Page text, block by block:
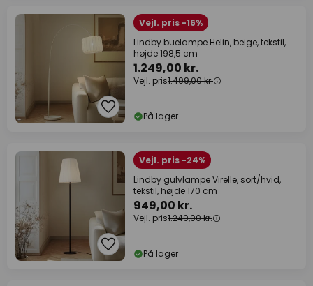
Vejl. pris -16%
Lindby buelampe Helin, beige, tekstil,
højde 198,5 cm
1.249,00 kr.
Vejl. pris1.499,00 kr.
På lager
Vejl. pris -24%
Lindby gulvlampe Virelle, sort/hvid,
tekstil, højde 170 cm
949,00 kr.
Vejl. pris1.249,00 kr.
På lager